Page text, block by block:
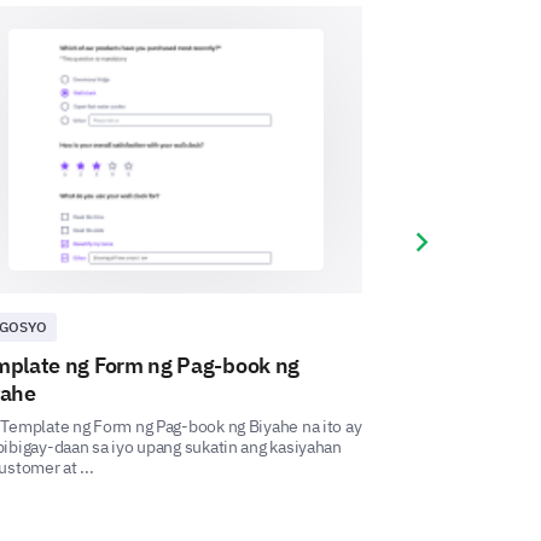
photos after the
photos?
we can serve you better.
ng Form ng Pag-book ng
ng Form ng Pag-book ng Biyahe na ito ay
daan sa iyo upang sukatin ang kasiyahan
at ...
Next slide